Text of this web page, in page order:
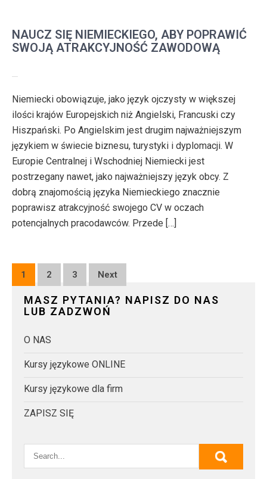
NAUCZ SIĘ NIEMIECKIEGO, ABY POPRAWIĆ
SWOJĄ ATRAKCYJNOŚĆ ZAWODOWĄ
Niemiecki obowiązuje, jako język ojczysty w większej
ilości krajów Europejskich niż Angielski, Francuski czy
Hiszpański. Po Angielskim jest drugim najważniejszym
językiem w świecie biznesu, turystyki i dyplomacji. W
Europie Centralnej i Wschodniej Niemiecki jest
postrzegany nawet, jako najważniejszy język obcy. Z
dobrą znajomością języka Niemieckiego znacznie
poprawisz atrakcyjność swojego CV w oczach
potencjalnych pracodawców. Przede […]
Posts
pagination
1 2 3 Next
MASZ PYTANIA? NAPISZ DO NAS
LUB ZADZWOŃ
O NAS
Kursy językowe ONLINE
Kursy językowe dla firm
ZAPISZ SIĘ